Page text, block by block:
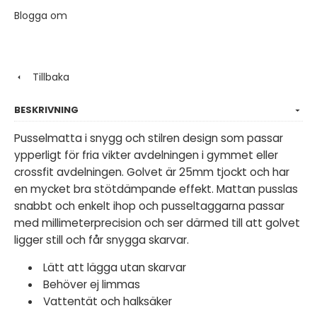
Blogga om
Tillbaka
BESKRIVNING
Pusselmatta i snygg och stilren design som passar
ypperligt för fria vikter avdelningen i gymmet eller
crossfit avdelningen. Golvet är 25mm tjockt och har
en mycket bra stötdämpande effekt. Mattan pusslas
snabbt och enkelt ihop och pusseltaggarna passar
med millimeterprecision och ser därmed till att golvet
ligger still och får snygga skarvar.
Lätt att lägga utan skarvar
Behöver ej limmas
Vattentät och halksäker